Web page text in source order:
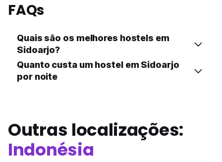
FAQs
Quais são os melhores hostels em
Sidoarjo?
Quanto custa um hostel em Sidoarjo
por noite
Outras localizações:
Indonésia